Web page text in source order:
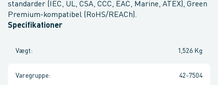
standarder (IEC, UL, CSA, CCC, EAC, Marine, ATEX), Green
Premium-kompatibel (RoHS/REACh).
Specifikationer
Vægt: 1,526 Kg
Varegruppe: 42-7504